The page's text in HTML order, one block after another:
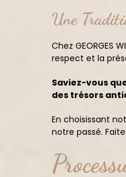
Une
Chez GEORGES
respect et la
Saviez-vous
des trésors
En choisissant
notre passé.